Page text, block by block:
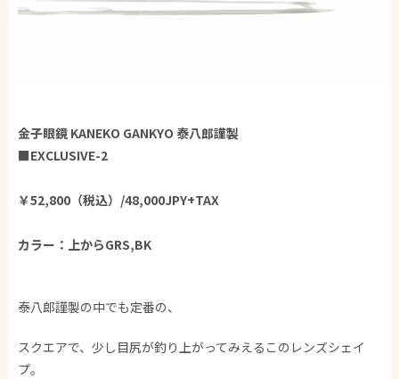
金子眼鏡 KANEKO GANKYO 泰八郎謹製
■EXCLUSIVE-2
￥52,800（税込）/48,000JPY+TAX
カラー：上からGRS,BK
泰八郎謹製の中でも定番の、
スクエアで、少し目尻が釣り上がってみえるこのレンズシェイ
プ。